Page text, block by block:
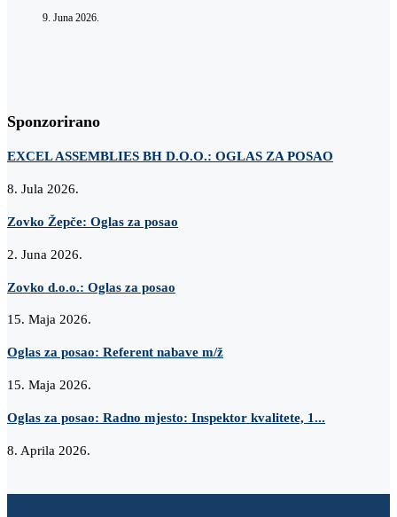
9. Juna 2026.
Sponzorirano
EXCEL ASSEMBLIES BH D.O.O.: OGLAS ZA POSAO
8. Jula 2026.
Zovko Žepče: Oglas za posao
2. Juna 2026.
Zovko d.o.o.: Oglas za posao
15. Maja 2026.
Oglas za posao: Referent nabave m/ž
15. Maja 2026.
Oglas za posao: Radno mjesto: Inspektor kvalitete, 1...
8. Aprila 2026.